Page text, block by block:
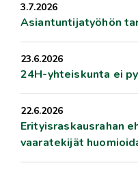
3.7.2026
Asiantuntijatyöhön
23.6.2026
24H-yhteiskunta ei
22.6.2026
Erityisraskausrahan
vaaratekijät